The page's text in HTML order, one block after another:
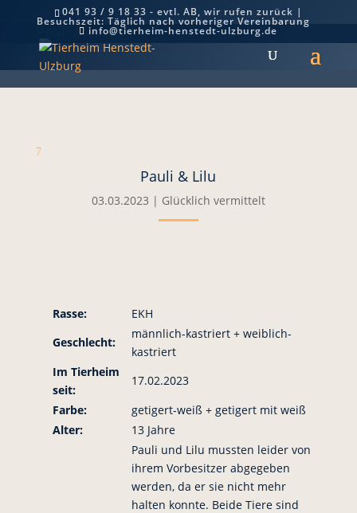
041 93 / 9 18 33 - evtl. AB, wir rufen zurück |
Besuchszeit: Täglich nach vorheriger Vereinbarung
info@tierheim-henstedt-ulzburg.de
Pauli & Lilu
7
Pauli & Lilu
03.03.2023 | Glücklich vermittelt
Rasse:
EKH
Geschlecht:
männlich-kastriert + weiblich-
kastriert
Im Tierheim
seit:
17.02.2023
Farbe:
getigert-weiß + getigert mit weiß
Alter:
13 Jahre
Pauli und Lilu mussten leider von
ihrem Vorbesitzer abgegeben
werden, da er sie nicht mehr
halten konnte. Beide Tiere sind